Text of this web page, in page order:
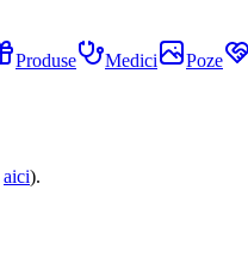
Produse Medici Poze
aici).